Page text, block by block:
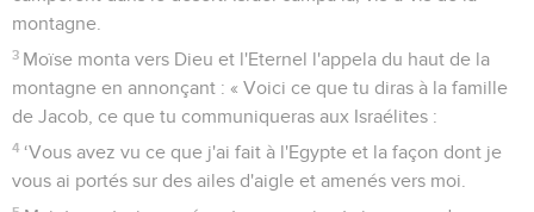
montagne.
3 Moïse monta vers Dieu et l'Eternel l'appela du haut de la
montagne en annonçant : « Voici ce que tu diras à la famille
de Jacob, ce que tu communiqueras aux Israélites :
4 ‘Vous avez vu ce que j'ai fait à l'Egypte et la façon dont je
vous ai portés sur des ailes d'aigle et amenés vers moi.